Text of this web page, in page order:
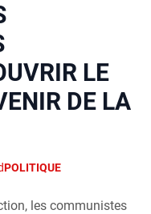
LE
DE LA
POLITIQUE
les com­mu­nistes